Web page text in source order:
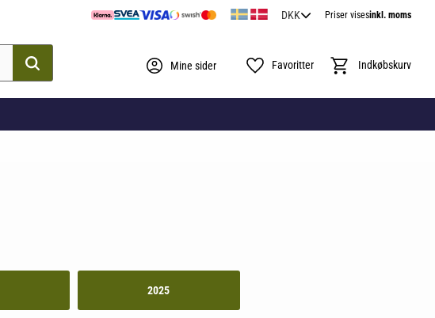
Priser visesinkl. moms
Mine sider Favoritter Indkøbskurv
2025